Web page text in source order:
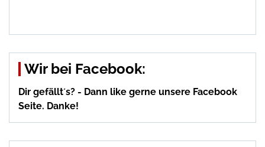
Wir bei Facebook:
Dir gefällt´s? - Dann like gerne unsere Facebook
Seite. Danke!